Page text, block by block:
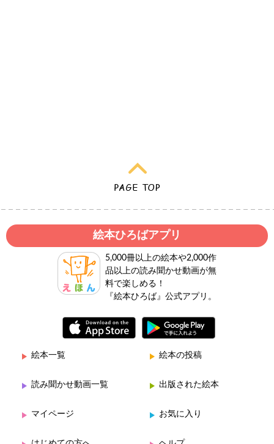
絵本ひろばアプリ
5,000冊以上の絵本や2,000作
品以上の読み聞かせ動画が無
料で楽しめる！
『絵本ひろば』公式アプリ。
絵本一覧 絵本の投稿
読み聞かせ動画一覧 出版された絵本
マイページ お気に入り